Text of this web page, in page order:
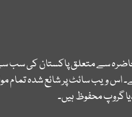
سے متعلق پاکستان کی سب
ویب سائٹ پر شائع شدہ تمام
گروپ محفوظ ہیں۔